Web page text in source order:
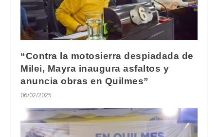
“Contra la motosierra despiadada de
Milei, Mayra inaugura asfaltos y
anuncia obras en Quilmes”
06/02/2025